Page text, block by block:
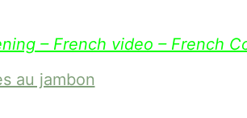
– French video – French
au jambon